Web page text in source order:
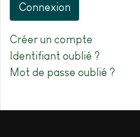
Connexion
Créer un compte
Identifiant oublié ?
Mot de passe oublié ?